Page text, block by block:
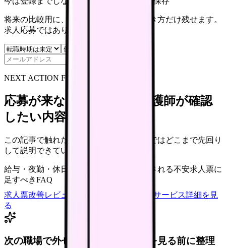
将来の比較用に、転職時期と気になる働き方だけ残せます。
求人応募ではありません。
NEXT ACTION FOR CLINICS
応募が来ない求人票を、看護師が確認
したい内容に直せます
この記事で触れた不安を、自院の求人票ではどこまで先回り
して説明できていますか？
給与・夜勤・休日の見せ方 応募前に離脱される不安求人票に
足すべきFAQ
求人票改善レビューの見積もりを依頼
サービス詳細を見
る
次の職場で外せない条件を、求人を見る前に整理